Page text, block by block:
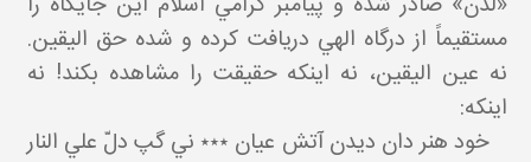
مستقيماً از درگاه الهي دريافت کرده و شده حق اليقين.
نه عين اليقين، نه اينکه حقيقت را مشاهده بکند! نه
اينکه:
خود هنر دان ديدن آتش عيان ٭٭٭ ني گپ دلّ علي النار